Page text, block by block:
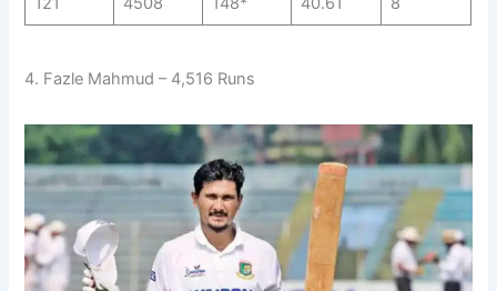
4. Fazle Mahmud – 4,516 Runs